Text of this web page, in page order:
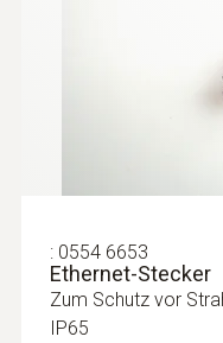
: 0554 6653
Ethernet-Stecker
Zum Schutz vor
IP65